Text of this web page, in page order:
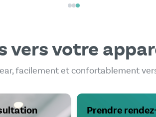
vers votre
facilement et confortablement
Prendre